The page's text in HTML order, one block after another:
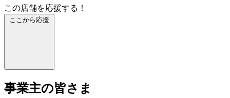
この店舗を応援する！
ここから応援
事業主の皆さま